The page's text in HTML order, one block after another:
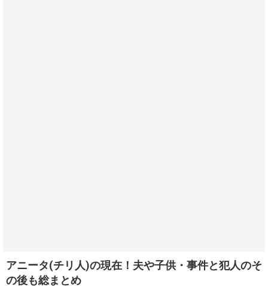
アニータ(チリ人)の現在！夫や子供・事件と犯人のそ
の後も総まとめ